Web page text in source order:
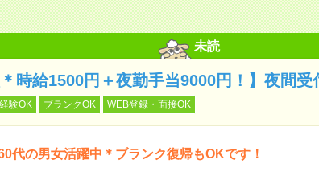
未読
＊時給1500円＋夜勤手当9000円！】夜間受
験OK ブランクOK WEB登録・面接OK
代の男女活躍中＊ブランク復帰もOKです！